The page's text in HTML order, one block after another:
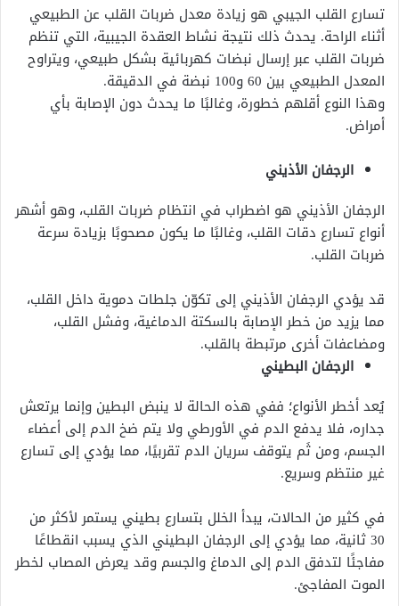
تسارع القلب الجيبي هو زيادة معدل ضربات القلب عن الطبيعي
أثناء الراحة. يحدث ذلك نتيجة نشاط العقدة الجيبية، التي تنظم
ضربات القلب عبر إرسال نبضات كهربائية بشكل طبيعي، ويتراوح
المعدل الطبيعي بين 60 و100 نبضة في الدقيقة.
وهذا النوع أقلهم خطورة، وغالبًا ما يحدث دون الإصابة بأي
أمراض.
الرجفان الأذيني
الرجفان الأذيني هو اضطراب في انتظام ضربات القلب، وهو أشهر
أنواع تسارع دقات القلب، وغالبًا ما يكون مصحوبًا بزيادة سرعة
ضربات القلب.
قد يؤدي الرجفان الأذيني إلى تكوّن جلطات دموية داخل القلب،
مما يزيد من خطر الإصابة بالسكتة الدماغية، وفشل القلب،
ومضاعفات أخرى مرتبطة بالقلب.
الرجفان البطيني
يُعد أخطر الأنواع؛ ففي هذه الحالة لا ينبض البطين وإنما يرتعش
جداره، فلا يدفع الدم في الأورطي ولا يتم ضخ الدم إلى أعضاء
الجسم، ومن ثَم يتوقف سريان الدم تقربيًا، مما يؤدي إلى تسارع
غير منتظم وسريع.
في كثير من الحالات، يبدأ الخلل بتسارع بطيني يستمر لأكثر من
30 ثانية، مما يؤدي إلى الرجفان البطيني الذي يسبب انقطاعًا
مفاجئًا لتدفق الدم إلى الدماغ والجسم وقد يعرض المصاب لخطر
الموت المفاجئ.